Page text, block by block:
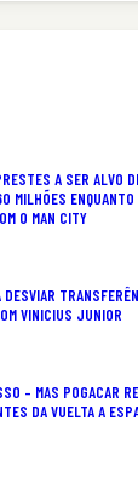
A SER ALVO
MILHÕES ENQUANTO
O MAN CITY
VINICIUS JUNIOR
– MAS POGACAR
DA VUELTA A